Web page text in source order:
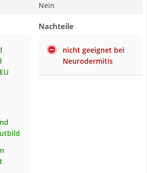
Nein
Nachteile
nicht geeignet bei
Neurodermitis